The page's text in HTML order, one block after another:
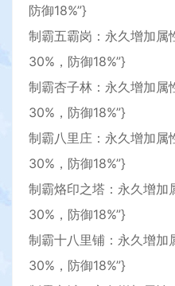
防御18%”}
制霸五霸岗：永久增加
30%，防御18%”}
制霸杏子林：永久增加
30%，防御18%”}
制霸八里庄：永久增加
30%，防御18%”}
制霸烙印之塔：永久增
30%，防御18%”}
制霸十八里铺：永久增
30%，防御18%”}